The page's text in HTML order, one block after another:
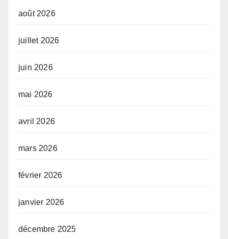
août 2026
juillet 2026
juin 2026
mai 2026
avril 2026
mars 2026
février 2026
janvier 2026
décembre 2025